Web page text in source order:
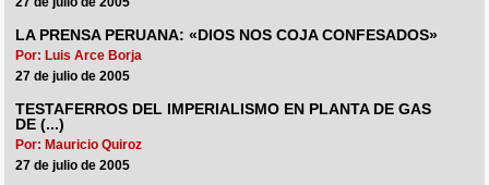
LA PRENSA PERUANA: «DIOS NOS COJA CONFESADOS»
Por: Luis Arce Borja
27 de julio de 2005
TESTAFERROS DEL IMPERIALISMO EN PLANTA DE GAS
DE (...)
Por: Mauricio Quiroz
27 de julio de 2005